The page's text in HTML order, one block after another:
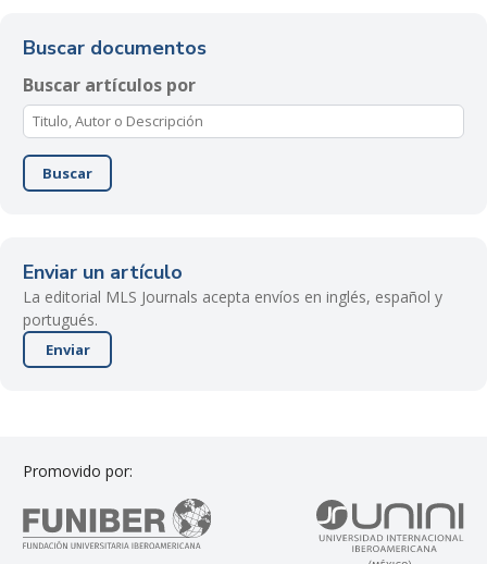
Buscar documentos
Buscar artículos por
Buscar
Enviar un artículo
La editorial MLS Journals acepta envíos en inglés, español y
portugués.
Enviar
Promovido por: